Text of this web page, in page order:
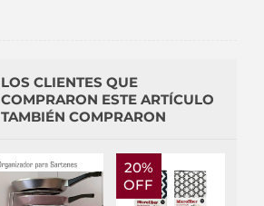
LOS CLIENTES QUE
COMPRARON ESTE ARTÍCULO
TAMBIÉN COMPRARON
20%
OFF